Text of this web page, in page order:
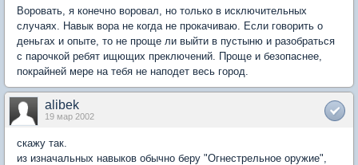
Воровать, я конечно воровал, но только в исключительных
случаях. Навык вора не когда не прокачиваю. Если говорить о
деньгах и опыте, то не проще ли выйти в пустыню и разобраться
с парочкой ребят ищющих преключений. Проще и безопаснее,
покрайней мере на тебя не наподет весь город.
alibek
19 мар 2002
скажу так.
из изначальных навыков обычно беру "Огнестрельное оружие",